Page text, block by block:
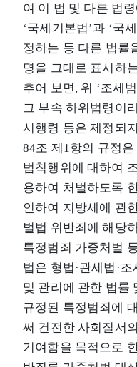
여 이 법 및 다른 법
‘국세기본법’과 ‘국
정하는 등 다른 법률
명을 그대로 표시하
추어 보면, 위 ‘조세
그 부속 하위법령이
시행령 등은 제정되
84조 제1항의 규정
범칙행위에 대하여
용하여 처벌하도록
인하여 지방세에 관
벌법 위반죄에 해당
특정범죄 가중처벌
법은 형법·관세법·
및 관리에 관한 법률
규정된 특정범죄에
써 건전한 사회질서
기여함을 목적으로